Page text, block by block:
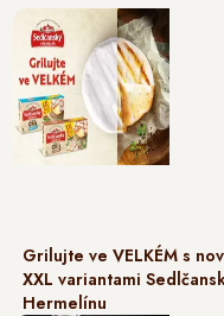
Grilujte ve VELKÉM s
XXL variantami
Hermelínu